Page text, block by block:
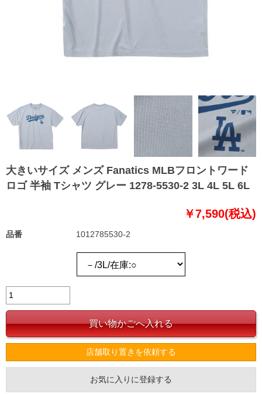
大きいサイズ メンズ Fanatics MLBフロントワード
ロゴ 半袖 Tシャツ グレー 1278-5530-2 3L 4L 5L 6L
￥7,590(税込)
品番 1012785530-2
店舗取り置きを依頼する
お気に入りに登録する